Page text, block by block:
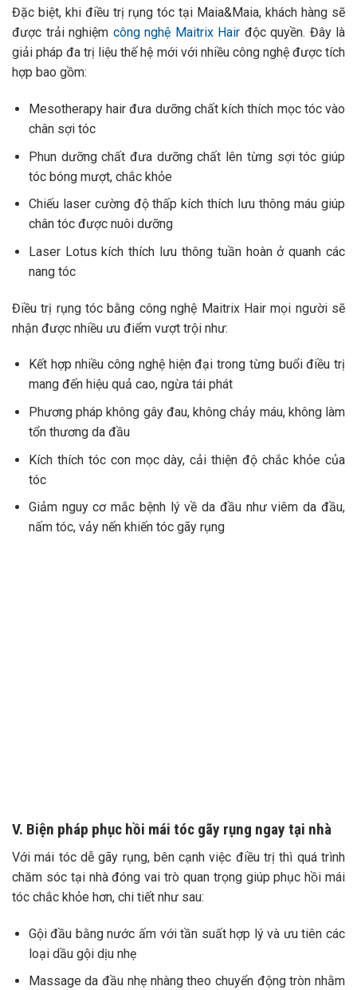
Đặc biệt, khi điều trị rụng tóc tại Maia&Maia, khách hàng sẽ
được trải nghiệm công nghệ Maitrix Hair độc quyền. Đây là
giải pháp đa trị liệu thế hệ mới với nhiều công nghệ được tích
hợp bao gồm:
Mesotherapy hair đưa dưỡng chất kích thích mọc tóc vào
chân sợi tóc
Phun dưỡng chất đưa dưỡng chất lên từng sợi tóc giúp
tóc bóng mượt, chắc khỏe
Chiếu laser cường độ thấp kích thích lưu thông máu giúp
chân tóc được nuôi dưỡng
Laser Lotus kích thích lưu thông tuần hoàn ở quanh các
nang tóc
Điều trị rụng tóc bằng công nghệ Maitrix Hair mọi người sẽ
nhận được nhiều ưu điểm vượt trội như:
Kết hợp nhiều công nghệ hiện đại trong từng buổi điều trị
mang đến hiệu quả cao, ngừa tái phát
Phương pháp không gây đau, không chảy máu, không làm
tổn thương da đầu
Kích thích tóc con mọc dày, cải thiện độ chắc khỏe của
tóc
Giảm nguy cơ mắc bệnh lý về da đầu như viêm da đầu,
nấm tóc, vảy nến khiến tóc gãy rụng
V. Biện pháp phục hồi mái tóc gãy rụng ngay tại nhà
Với mái tóc dễ gãy rụng, bên cạnh việc điều trị thì quá trình
chăm sóc tại nhà đóng vai trò quan trọng giúp phục hồi mái
tóc chắc khỏe hơn, chi tiết như sau:
Gội đầu bằng nước ấm với tần suất hợp lý và ưu tiên các
loại dầu gội dịu nhẹ
Massage da đầu nhẹ nhàng theo chuyển động tròn nhằm